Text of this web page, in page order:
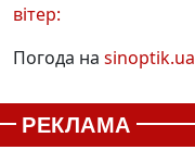
вітер:
Погода на sinoptik.ua
РЕКЛАМА